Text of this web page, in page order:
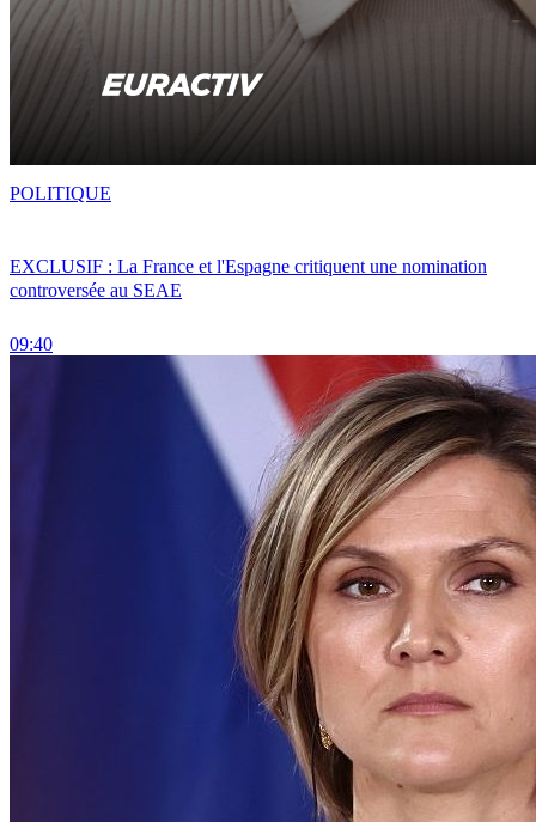
EXCLUSIF : La France et l'Espagne critiquent une nomination
controversée au SEAE
09:40
POLITIQUE